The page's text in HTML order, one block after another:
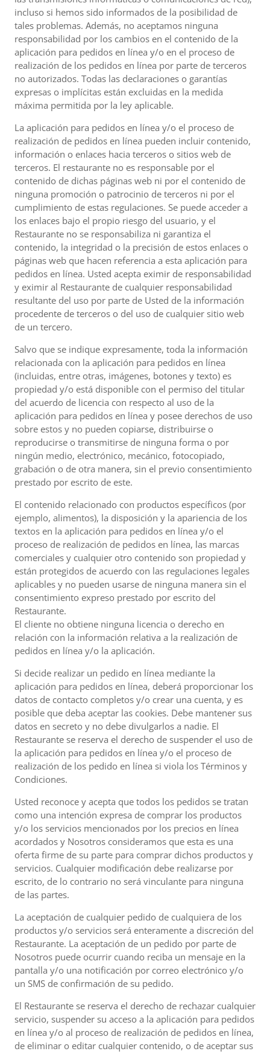
incluso si hemos sido informados de la posibilidad de
tales problemas. Además, no aceptamos ninguna
responsabilidad por los cambios en el contenido de la
aplicación para pedidos en línea y/o en el proceso de
realización de los pedidos en línea por parte de terceros
no autorizados. Todas las declaraciones o garantías
expresas o implícitas están excluidas en la medida
máxima permitida por la ley aplicable.
La aplicación para pedidos en línea y/o el proceso de
realización de pedidos en línea pueden incluir contenido,
información o enlaces hacia terceros o sitios web de
terceros. El restaurante no es responsable por el
contenido de dichas páginas web ni por el contenido de
ninguna promoción o patrocinio de terceros ni por el
cumplimiento de estas regulaciones. Se puede acceder a
los enlaces bajo el propio riesgo del usuario, y el
Restaurante no se responsabiliza ni garantiza el
contenido, la integridad o la precisión de estos enlaces o
páginas web que hacen referencia a esta aplicación para
pedidos en línea. Usted acepta eximir de responsabilidad
y eximir al Restaurante de cualquier responsabilidad
resultante del uso por parte de Usted de la información
procedente de terceros o del uso de cualquier sitio web
de un tercero.
Salvo que se indique expresamente, toda la información
relacionada con la aplicación para pedidos en línea
(incluidas, entre otras, imágenes, botones y texto) es
propiedad y/o está disponible con el permiso del titular
del acuerdo de licencia con respecto al uso de la
aplicación para pedidos en línea y posee derechos de uso
sobre estos y no pueden copiarse, distribuirse o
reproducirse o transmitirse de ninguna forma o por
ningún medio, electrónico, mecánico, fotocopiado,
grabación o de otra manera, sin el previo consentimiento
prestado por escrito de este.
El contenido relacionado con productos específicos (por
ejemplo, alimentos), la disposición y la apariencia de los
textos en la aplicación para pedidos en línea y/o el
proceso de realización de pedidos en línea, las marcas
comerciales y cualquier otro contenido son propiedad y
están protegidos de acuerdo con las regulaciones legales
aplicables y no pueden usarse de ninguna manera sin el
consentimiento expreso prestado por escrito del
Restaurante.
El cliente no obtiene ninguna licencia o derecho en
relación con la información relativa a la realización de
pedidos en línea y/o la aplicación.
Si decide realizar un pedido en línea mediante la
aplicación para pedidos en línea, deberá proporcionar los
datos de contacto completos y/o crear una cuenta, y es
posible que deba aceptar las cookies. Debe mantener sus
datos en secreto y no debe divulgarlos a nadie. El
Restaurante se reserva el derecho de suspender el uso de
la aplicación para pedidos en línea y/o el proceso de
realización de los pedido en línea si viola los Términos y
Condiciones.
Usted reconoce y acepta que todos los pedidos se tratan
como una intención expresa de comprar los productos
y/o los servicios mencionados por los precios en línea
acordados y Nosotros consideramos que esta es una
oferta firme de su parte para comprar dichos productos y
servicios. Cualquier modificación debe realizarse por
escrito, de lo contrario no será vinculante para ninguna
de las partes.
La aceptación de cualquier pedido de cualquiera de los
productos y/o servicios será enteramente a discreción del
Restaurante. La aceptación de un pedido por parte de
Nosotros puede ocurrir cuando reciba un mensaje en la
pantalla y/o una notificación por correo electrónico y/o
un SMS de confirmación de su pedido.
El Restaurante se reserva el derecho de rechazar cualquier
servicio, suspender su acceso a la aplicación para pedidos
en línea y/o al proceso de realización de pedidos en línea,
de eliminar o editar cualquier contenido, o de aceptar sus